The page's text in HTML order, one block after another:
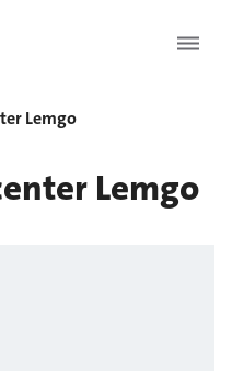
Lemgo
Lemgo